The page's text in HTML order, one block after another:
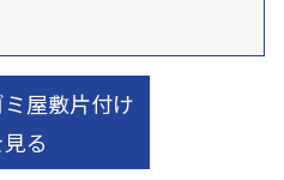
屋敷片付け
る